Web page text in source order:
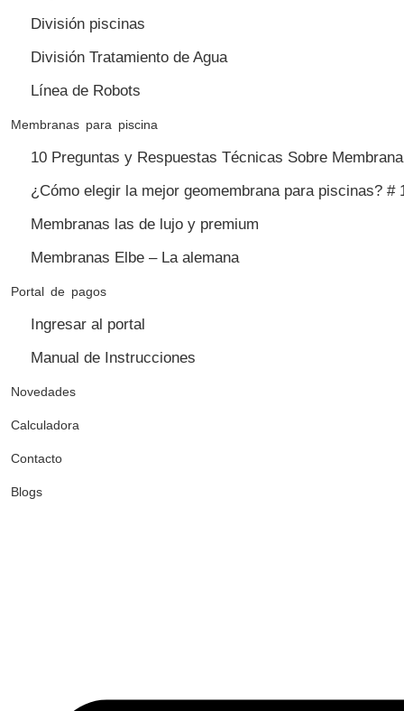
División piscinas
División Tratamiento de Agua
Línea de Robots
Membranas para piscina
10 Preguntas y Respuestas Técnicas Sobre
¿Cómo elegir la mejor geomembrana para piscinas? #
Membranas las de lujo y premium
Membranas Elbe – La alemana
Portal de pagos
Ingresar al portal
Manual de Instrucciones
Novedades
Calculadora
Contacto
Blogs